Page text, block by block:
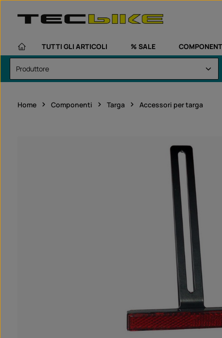
TUTTI GLI ARTICOLI % SALE
Home Componenti Targa Accessori per targa